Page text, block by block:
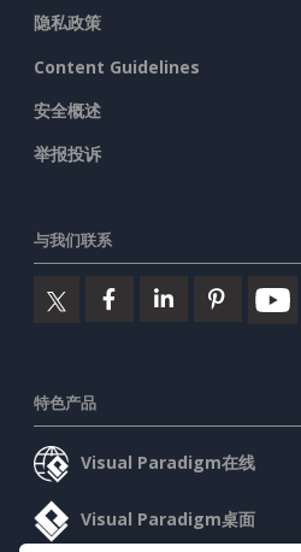
隐私政策
Content Guidelines
安全概述
举报投诉
与我们联系
特色产品
Visual Paradigm在线
Visual Paradigm桌面